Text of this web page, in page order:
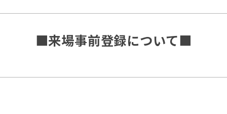
■来場事前登録について■